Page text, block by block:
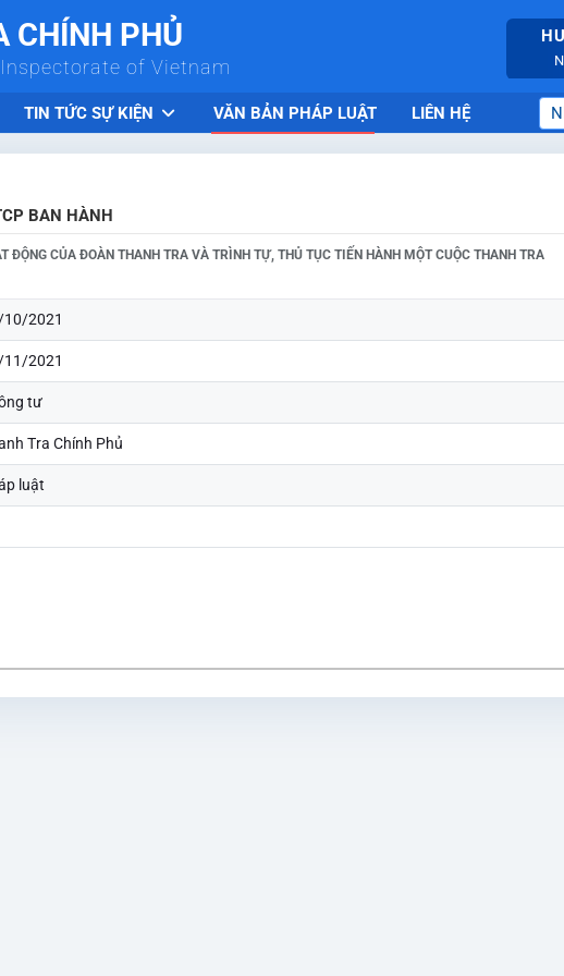
CHÍNH PHỦ
of Vietnam
TIN TỨC SỰ KIỆN VĂN BẢN PHÁP LUẬT LIÊN HỆ
BAN HÀNH
ĐỘNG CỦA ĐOÀN THANH TRA VÀ TRÌNH TỰ, THỦ TỤC TIẾN HÀNH MỘT CUỘC THANH TRA
2021
11/2021
tư
Tra Chính Phủ
luật